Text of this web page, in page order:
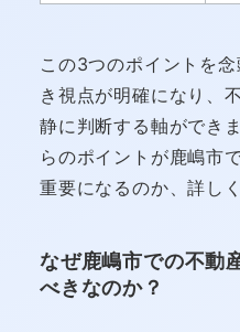
この3つのポイントを
き視点が明確になり、
静に判断する軸ができ
らのポイントが鹿嶋市
重要になるのか、詳し
なぜ鹿嶋市での不動
べきなのか？